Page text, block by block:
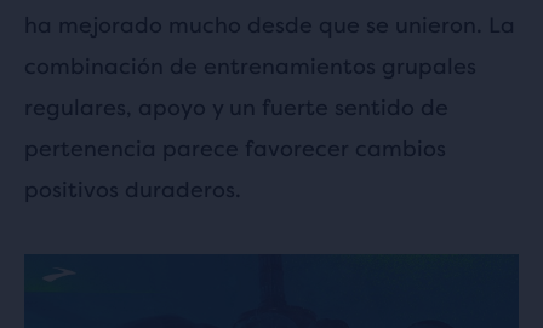
ha mejorado mucho desde que se unieron. La
combinación de entrenamientos grupales
regulares, apoyo y un fuerte sentido de
pertenencia parece favorecer cambios
positivos duraderos.